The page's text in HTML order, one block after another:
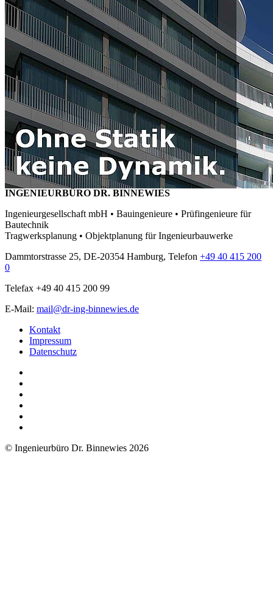
INGENIEURBÜRO DR. BINNEWIES
Ingenieurgesellschaft mbH • Bauingenieure • Prüfingenieure für
Bautechnik
Tragwerksplanung • Objektplanung für Ingenieurbauwerke
Dammtorstrasse 25, DE-20354 Hamburg, Telefon +49 40 415 200
0
Telefax +49 40 415 200 99
E-Mail: mail@dr-ing-binnewies.de
Kontakt
Impressum
Datenschutz
© Ingenieurbüro Dr. Binnewies 2026